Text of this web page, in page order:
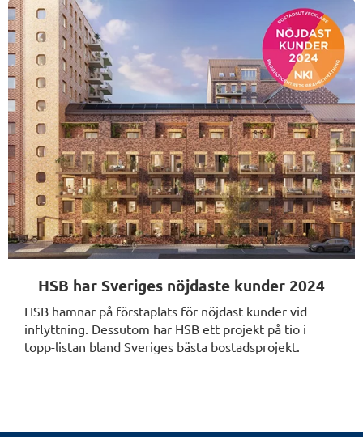
HSB har Sveriges nöjdaste kunder 2024
HSB hamnar på förstaplats för nöjdast kunder vid
inflyttning. Dessutom har HSB ett projekt på tio i
topp-listan bland Sveriges bästa bostadsprojekt.